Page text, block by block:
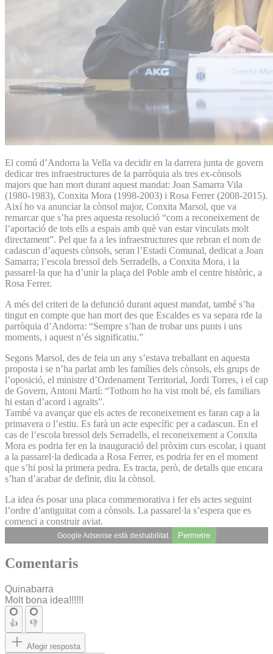
El comú d’Andorra la Vella va decidir en la darrera junta de govern
dedicar tres infraestructures de la parròquia als tres ex-cònsols
majors que han mort durant aquest mandat: Joan Samarra Vila
(1980-1983), Conxita Mora (1998-2003) i Rosa Ferrer (2008-2015).
Així ho va anunciar la cònsol major, Conxita Marsol, que va
remarcar que s’ha pres aquesta resolució “com a reconeixement de
l’aportació de tots ells a espais amb què van estar vinculats molt
directament”. Pel que fa a les infraestructures que rebran el nom de
cadascun d’aquests cònsols, seran l’Estadi Comunal, dedicat a Joan
Samarra; l’escola bressol dels Serradells, a Conxita Mora, i la
passarel·la que ha d’unir la plaça del Poble amb el centre històric, a
Rosa Ferrer.
A més del criteri de la defunció durant aquest mandat, també s’ha
tingut en compte que han mort des que Escaldes es va separa rde la
parròquia d’Andorra: “Sempre s’han de trobar uns punts i uns
moments, i aquest n’és significatiu.”
Segons Marsol, des de feia un any s’estava treballant en aquesta
proposta i se n’ha parlat amb les famílies dels cònsols, els grups de
l’oposició, el ministre d’Ordenament Territorial, Jordi Torres, i el cap
de Govern, Antoni Martí: “Tothom ho ha vist molt bé, els familiars
hi estan d’acord i agraïts”.
També va avançar que els actes de reconeixement es faran cap a la
primavera o l’estiu. Es farà un acte específic per a cadascun. En el
cas de l’escola bressol dels Serradells, el reconeixement a Conxita
Mora es podria fer en la inauguració del pròxim curs escolar, i quant
a la passarel·la dedicada a Rosa Ferrer, es podria fer en el moment
que s’hi posi la primera pedra. Es tracta, però, de detalls que encara
s’han d’acabar de definir, diu la cònsol.
La idea és posar una placa commemorativa i fer els actes seguint
l’ordre d’antiguitat com a cònsols. La passarel·la s’espera que es
comenci a construir aviat.
Google Adsense està deshabilitat. Permetre
Comentaris
Quinabarra
Molt bona idea!!!!!!
👍 👎
Afegir resposta